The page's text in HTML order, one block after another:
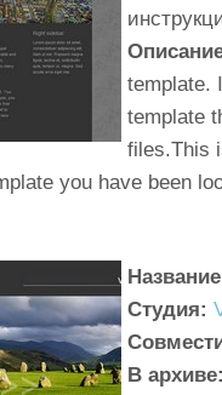
template.
template
files.This
you have been
Студия:
В архиве: